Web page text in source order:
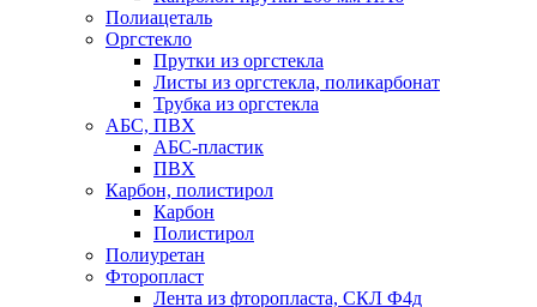
Полиацеталь
Оргстекло
Прутки из оргстекла
Листы из оргстекла, поликарбонат
Трубка из оргстекла
АБС, ПВХ
АБС-пластик
ПВХ
Карбон, полистирол
Карбон
Полистирол
Полиуретан
Фторопласт
Лента из фторопласта, СКЛ Ф4д